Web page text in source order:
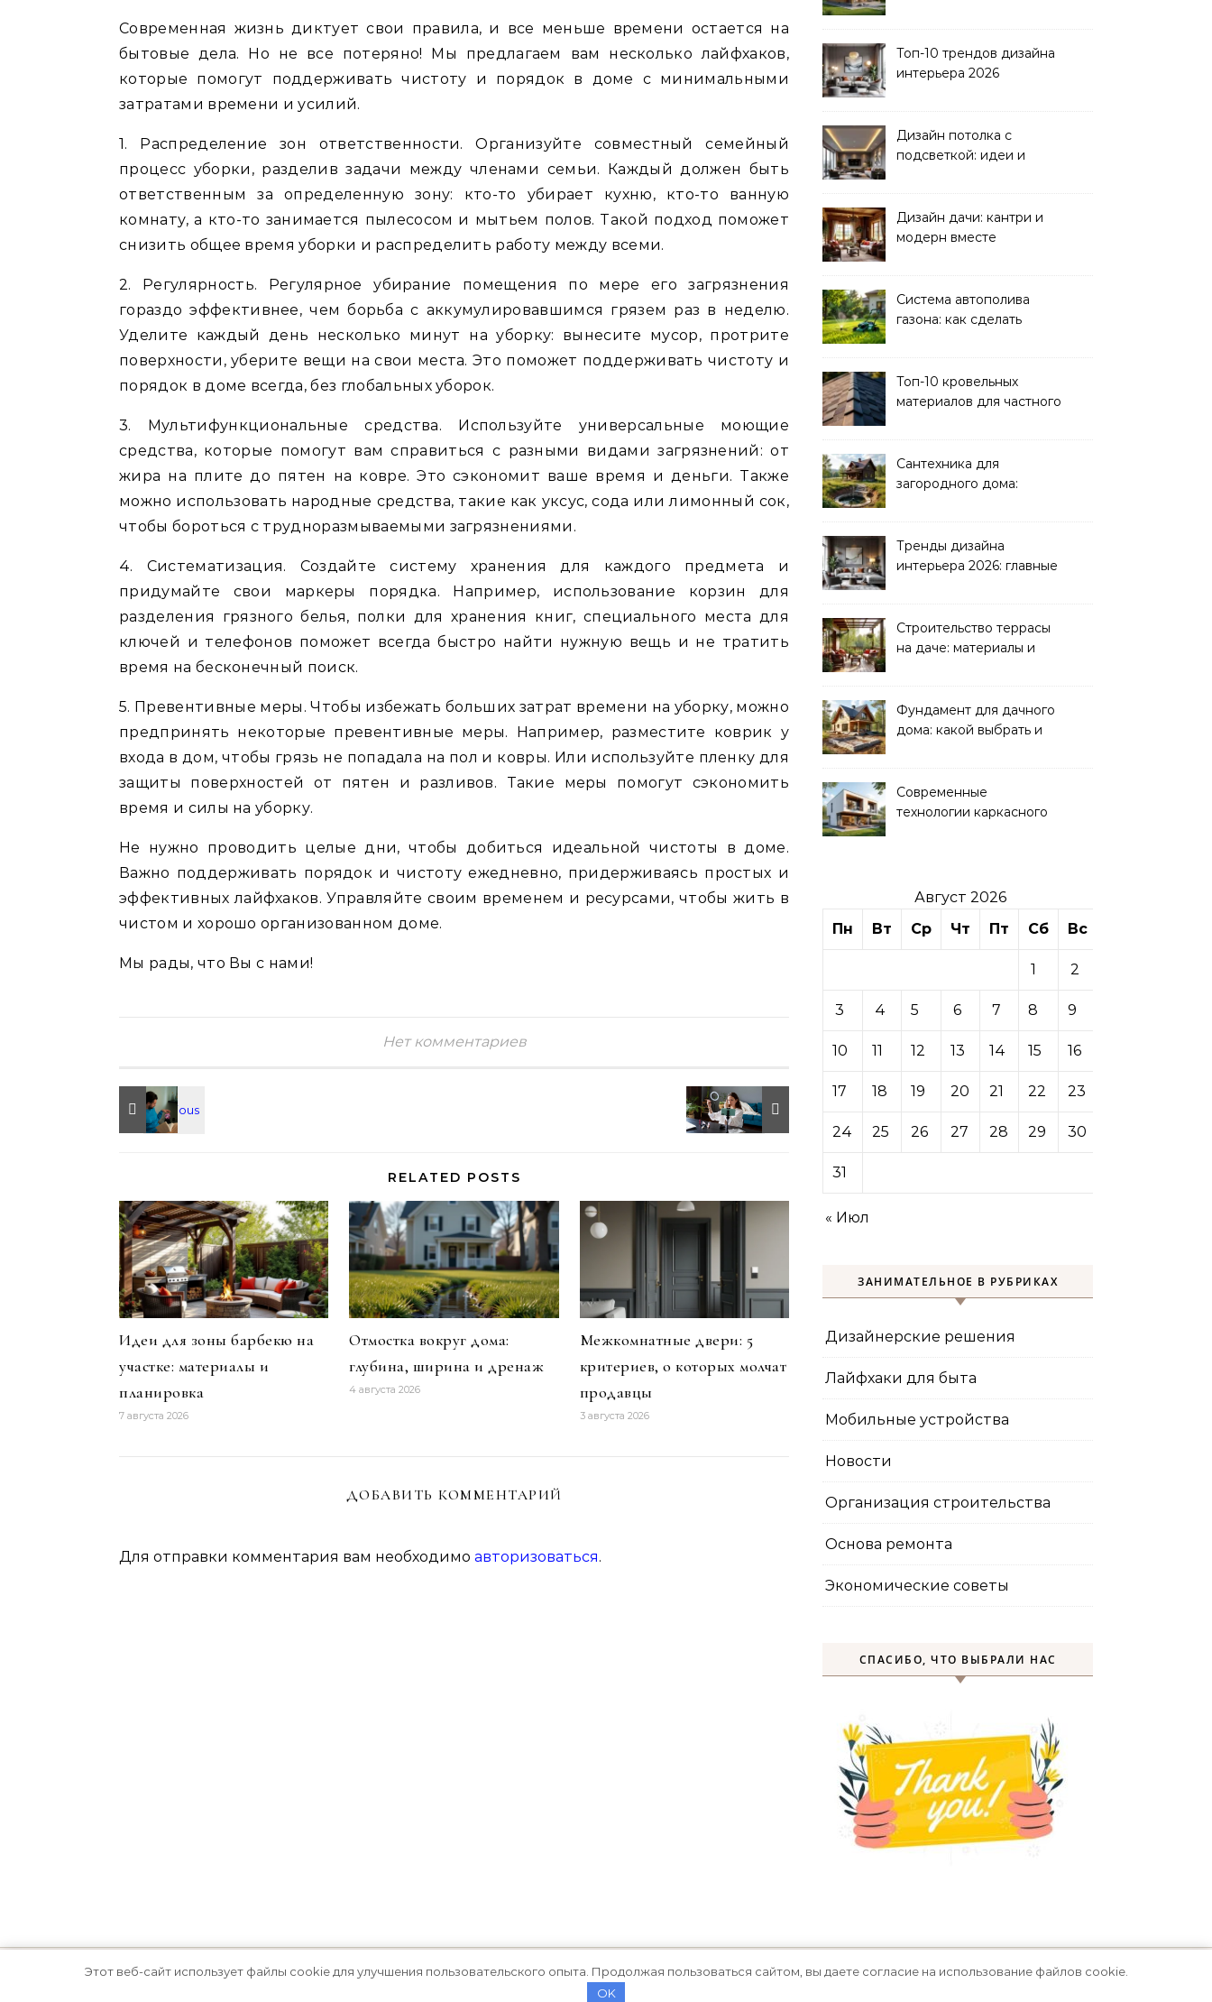
Современная жизнь диктует свои правила, и все меньше времени остается на
бытовые дела. Но не все потеряно! Мы предлагаем вам несколько лайфхаков,
которые помогут поддерживать чистоту и порядок в доме с минимальными
затратами времени и усилий.
1. Распределение зон ответственности. Организуйте совместный семейный
процесс уборки, разделив задачи между членами семьи. Каждый должен быть
ответственным за определенную зону: кто-то убирает кухню, кто-то ванную
комнату, а кто-то занимается пылесосом и мытьем полов. Такой подход поможет
снизить общее время уборки и распределить работу между всеми.
2. Регулярность. Регулярное убирание помещения по мере его загрязнения
гораздо эффективнее, чем борьба с аккумулировавшимся грязем раз в неделю.
Уделите каждый день несколько минут на уборку: вынесите мусор, протрите
поверхности, уберите вещи на свои места. Это поможет поддерживать чистоту и
порядок в доме всегда, без глобальных уборок.
3. Мультифункциональные средства. Используйте универсальные моющие
средства, которые помогут вам справиться с разными видами загрязнений: от
жира на плите до пятен на ковре. Это сэкономит ваше время и деньги. Также
можно использовать народные средства, такие как уксус, сода или лимонный сок,
чтобы бороться с трудноразмываемыми загрязнениями.
4. Систематизация. Создайте систему хранения для каждого предмета и
придумайте свои маркеры порядка. Например, использование корзин для
разделения грязного белья, полки для хранения книг, специального места для
ключей и телефонов поможет всегда быстро найти нужную вещь и не тратить
время на бесконечный поиск.
5. Превентивные меры. Чтобы избежать больших затрат времени на уборку, можно
предпринять некоторые превентивные меры. Например, разместите коврик у
входа в дом, чтобы грязь не попадала на пол и ковры. Или используйте пленку для
защиты поверхностей от пятен и разливов. Такие меры помогут сэкономить
время и силы на уборку.
Не нужно проводить целые дни, чтобы добиться идеальной чистоты в доме.
Важно поддерживать порядок и чистоту ежедневно, придерживаясь простых и
эффективных лайфхаков. Управляйте своим временем и ресурсами, чтобы жить в
чистом и хорошо организованном доме.
Мы рады, что Вы с нами!
Нет комментариев
RELATED POSTS
Идеи для зоны барбекю на
участке: материалы и
планировка
7 августа 2026
Отмостка вокруг дома:
глубина, ширина и дренаж
4 августа 2026
Межкомнатные двери: 5
критериев, о которых молчат
продавцы
3 августа 2026
ДОБАВИТЬ КОММЕНТАРИЙ
Для отправки комментария вам необходимо авторизоваться.
Топ-10 трендов дизайна
интерьера 2026
Дизайн потолка с
подсветкой: идеи и
Дизайн дачи: кантри и
модерн вместе
Система автополива
газона: как сделать
Топ-10 кровельных
материалов для частного
Сантехника для
загородного дома:
Тренды дизайна
интерьера 2026: главные
Строительство террасы
на даче: материалы и
Фундамент для дачного
дома: какой выбрать и
Современные
технологии каркасного
Август 2026
Пн
Вт Ср Чт Пт Сб Вс
1 2
3 4 5 6 7 8 9
10 11 12 13 14 15 16
17 18 19 20 21 22 23
24 25 26 27 28 29 30
31
« Июл
ЗАНИМАТЕЛЬНОЕ В РУБРИКАХ
Дизайнерские решения
Лайфхаки для быта
Мобильные устройства
Новости
Организация строительства
Основа ремонта
Экономические советы
СПАСИБО, ЧТО ВЫБРАЛИ НАС
Optima Themes
Этот веб-сайт использует файлы cookie для улучшения пользовательского опыта. Продолжая пользоваться сайтом, вы даете согласие на использование файлов cookie.
OK